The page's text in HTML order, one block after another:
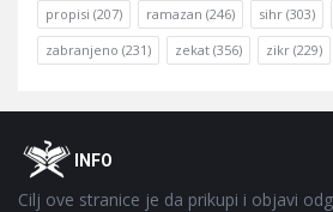
propisi (207) ramazan (246) sihr (303)
zabranjeno (231) zekat (356) zikr (229)
FooterOINFO
Cilj ove stranice je da prikupi i objavi